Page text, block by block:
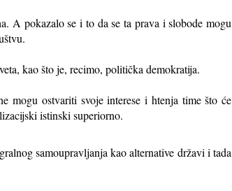
A pokazalo se i to da se ta prava i slobode mogu
kao što je, recimo, politička demokratija.
mogu ostvariti svoje interese i htenja time što će
istinski superiorno.
samoupravljanja kao alternative državi i tada